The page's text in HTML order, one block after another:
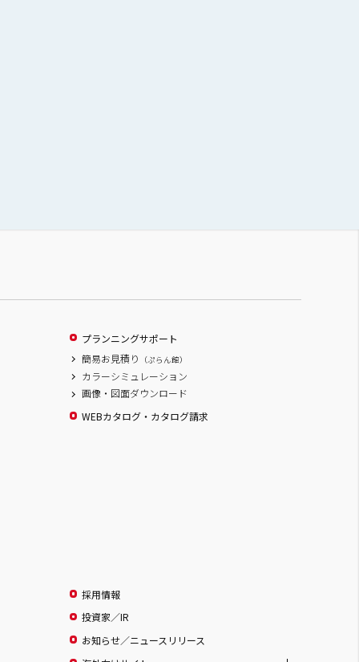
プランニングサポート
簡易お見積り
（ぷらん館）
カラーシミュレーション
画像・図面ダウンロード
WEBカタログ・カタログ請求
採用情報
投資家／IR
お知らせ／ニュースリリース